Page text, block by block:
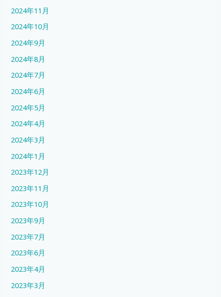
2024年11月
2024年10月
2024年9月
2024年8月
2024年7月
2024年6月
2024年5月
2024年4月
2024年3月
2024年1月
2023年12月
2023年11月
2023年10月
2023年9月
2023年7月
2023年6月
2023年4月
2023年3月